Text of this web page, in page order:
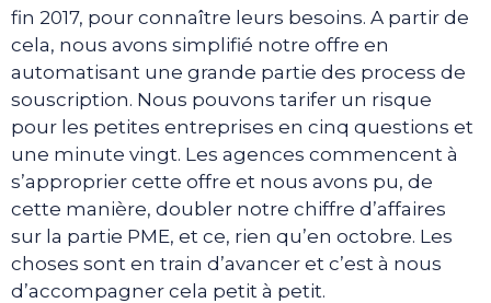
fin 2017, pour connaître leurs besoins. A partir de
cela, nous avons simplifié notre offre en
automatisant une grande partie des process de
souscription. Nous pouvons tarifer un risque
pour les petites entreprises en cinq questions et
une minute vingt. Les agences commencent à
s’approprier cette offre et nous avons pu, de
cette manière, doubler notre chiffre d’affaires
sur la partie PME, et ce, rien qu’en octobre. Les
choses sont en train d’avancer et c’est à nous
d’accompagner cela petit à petit.